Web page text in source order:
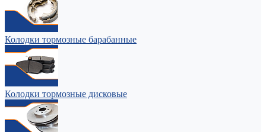
Колодки тормозные барабанные
Колодки тормозные дисковые